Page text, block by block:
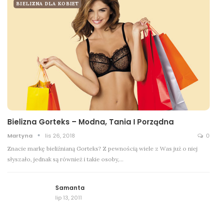
BIELIZNA DLA KOBIET
Bielizna Gorteks – Modna, Tania I Porządna
Martyna lis 26, 2018 0
Znacie markę bieliźnianą Gorteks? Z pewnością wiele z Was już o niej
słyszało, jednak są również i takie osoby,…
Samanta
lip 13, 2011